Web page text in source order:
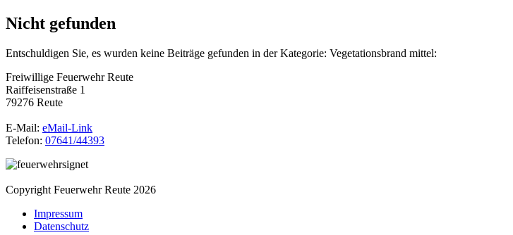
Nicht gefunden
Entschuldigen Sie, es wurden keine Beiträge gefunden in der Kategorie: Vegetationsbrand mittel:
Freiwillige Feuerwehr Reute
Raiffeisenstraße 1
79276 Reute
E-Mail: eMail-Link
Telefon: 07641/44393
Copyright Feuerwehr Reute 2026
Impressum
Datenschutz